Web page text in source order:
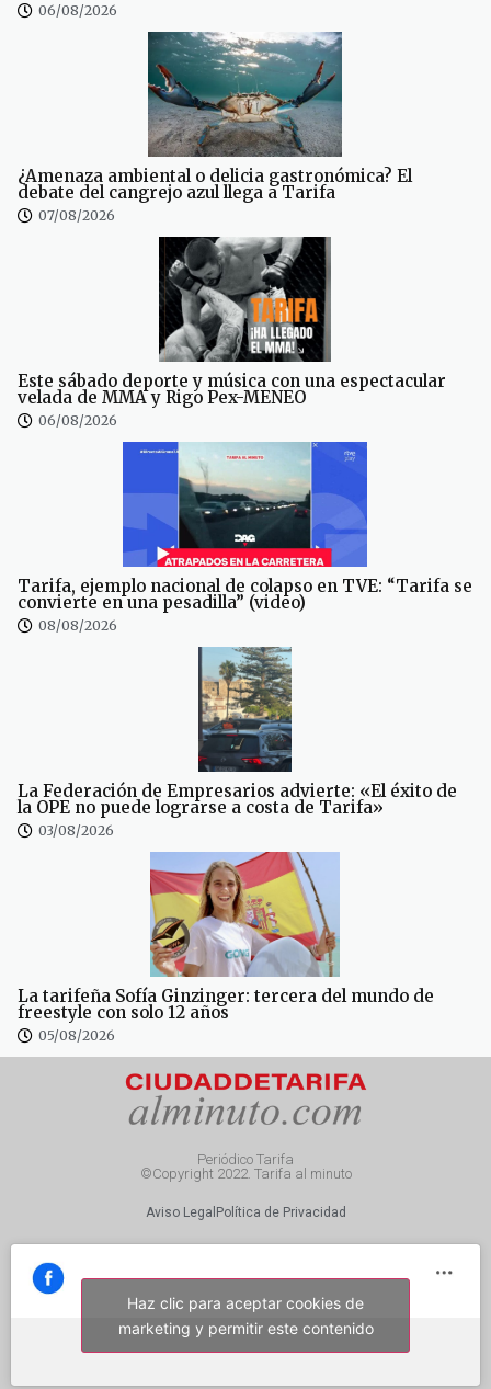
06/08/2026
¿Amenaza ambiental o delicia gastronómica? El
debate del cangrejo azul llega a Tarifa
07/08/2026
Este sábado deporte y música con una espectacular
velada de MMA y Rigo Pex-MENEO
06/08/2026
Tarifa, ejemplo nacional de colapso en TVE: “Tarifa se
convierte en una pesadilla” (video)
08/08/2026
La Federación de Empresarios advierte: «El éxito de
la OPE no puede lograrse a costa de Tarifa»
03/08/2026
La tarifeña Sofía Ginzinger: tercera del mundo de
freestyle con solo 12 años
05/08/2026
Periódico Tarifa
©Copyright 2022. Tarifa al minuto
Aviso Legal Política de Privacidad
Haz clic para aceptar cookies de
marketing y permitir este contenido